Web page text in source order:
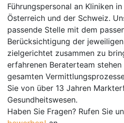
Führungspersonal an Kliniken
Österreich und der Schweiz.
passende Stelle mit dem
Berücksichtigung der
zielgerichtet zusammen zu
erfahrenen Beraterteam
gesamten
Sie von über 13 Jahren
Gesundheitswesen.
Haben Sie Fragen? Rufen Sie